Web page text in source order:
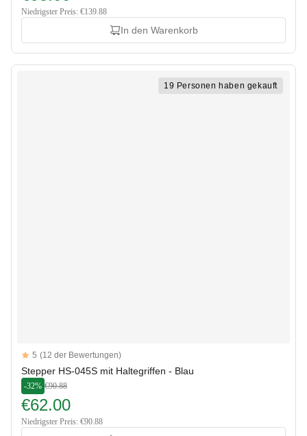
Niedrigster Preis: €139.88
In den Warenkorb
19 Personen haben gekauft
Reviews
5 out of 5 stars
5 (12 der Bewertungen)
Stepper HS-045S mit Haltegriffen - Blau
-32% €90.88
€62.00
Niedrigster Preis: €90.88